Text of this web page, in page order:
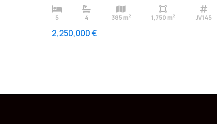
5 4 385 m2 1,750 m2 JV145
2,250,000 €